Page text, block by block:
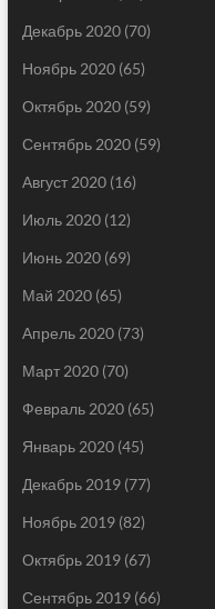
Декабрь 2020(70)
Ноябрь 2020(65)
Октябрь 2020(59)
Сентябрь 2020(59)
Август 2020(16)
Июль 2020(12)
Июнь 2020(69)
Май 2020(65)
Апрель 2020(73)
Март 2020(70)
Февраль 2020(65)
Январь 2020(45)
Декабрь 2019(77)
Ноябрь 2019(82)
Октябрь 2019(67)
Сентябрь 2019(66)